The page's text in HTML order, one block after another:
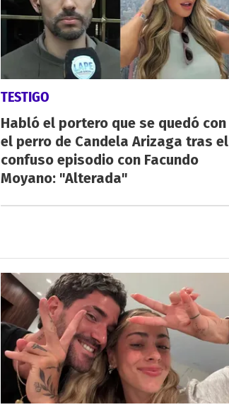
TESTIGO
Habló el portero que se quedó con
el perro de Candela Arizaga tras el
confuso episodio con Facundo
Moyano: "Alterada"